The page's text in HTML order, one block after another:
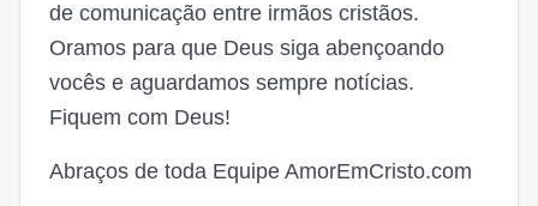
de comunicação entre irmãos cristãos.
Oramos para que Deus siga abençoando
vocês e aguardamos sempre notícias.
Fiquem com Deus!
Abraços de toda Equipe AmorEmCristo.com